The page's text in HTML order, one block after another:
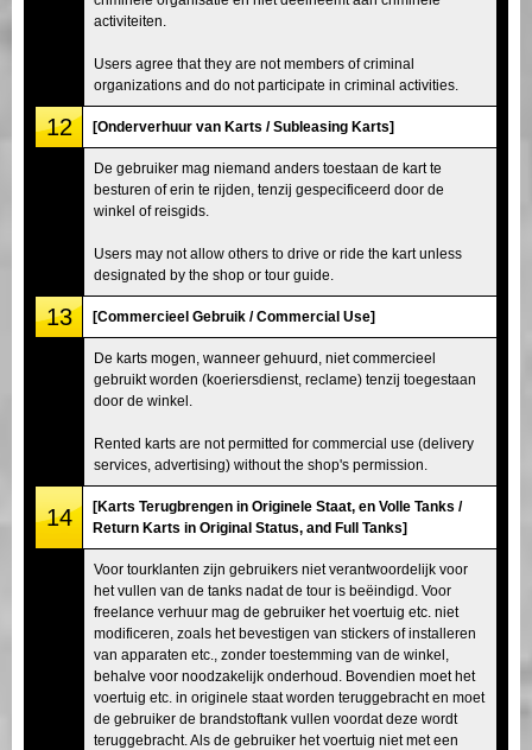
activiteiten.
Users agree that they are not members of criminal
organizations and do not participate in criminal activities.
12 [Onderverhuur van Karts / Subleasing Karts]
De gebruiker mag niemand anders toestaan de kart te
besturen of erin te rijden, tenzij gespecificeerd door de
winkel of reisgids.
Users may not allow others to drive or ride the kart unless
designated by the shop or tour guide.
13 [Commercieel Gebruik / Commercial Use]
De karts mogen, wanneer gehuurd, niet commercieel
gebruikt worden (koeriersdienst, reclame) tenzij toegestaan
door de winkel.
Rented karts are not permitted for commercial use (delivery
services, advertising) without the shop's permission.
14
[Karts Terugbrengen in Originele Staat, en Volle Tanks /
Return Karts in Original Status, and Full Tanks]
Voor tourklanten zijn gebruikers niet verantwoordelijk voor
het vullen van de tanks nadat de tour is beëindigd. Voor
freelance verhuur mag de gebruiker het voertuig etc. niet
modificeren, zoals het bevestigen van stickers of installeren
van apparaten etc., zonder toestemming van de winkel,
behalve voor noodzakelijk onderhoud. Bovendien moet het
voertuig etc. in originele staat worden teruggebracht en moet
de gebruiker de brandstoftank vullen voordat deze wordt
teruggebracht. Als de gebruiker het voertuig niet met een